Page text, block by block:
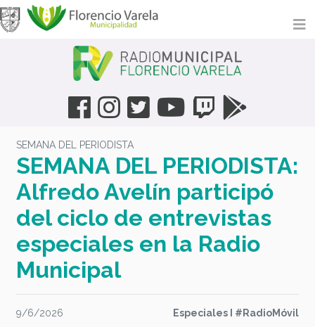
SEMANA DEL PERIODISTA
SEMANA DEL PERIODISTA:
Alfredo Avelín participó
del ciclo de entrevistas
especiales en la Radio
Municipal
9/6/2026 Especiales I #RadioMóvil